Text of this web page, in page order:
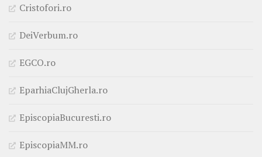
Cristofori.ro
DeiVerbum.ro
EGCO.ro
EparhiaClujGherla.ro
EpiscopiaBucuresti.ro
EpiscopiaMM.ro